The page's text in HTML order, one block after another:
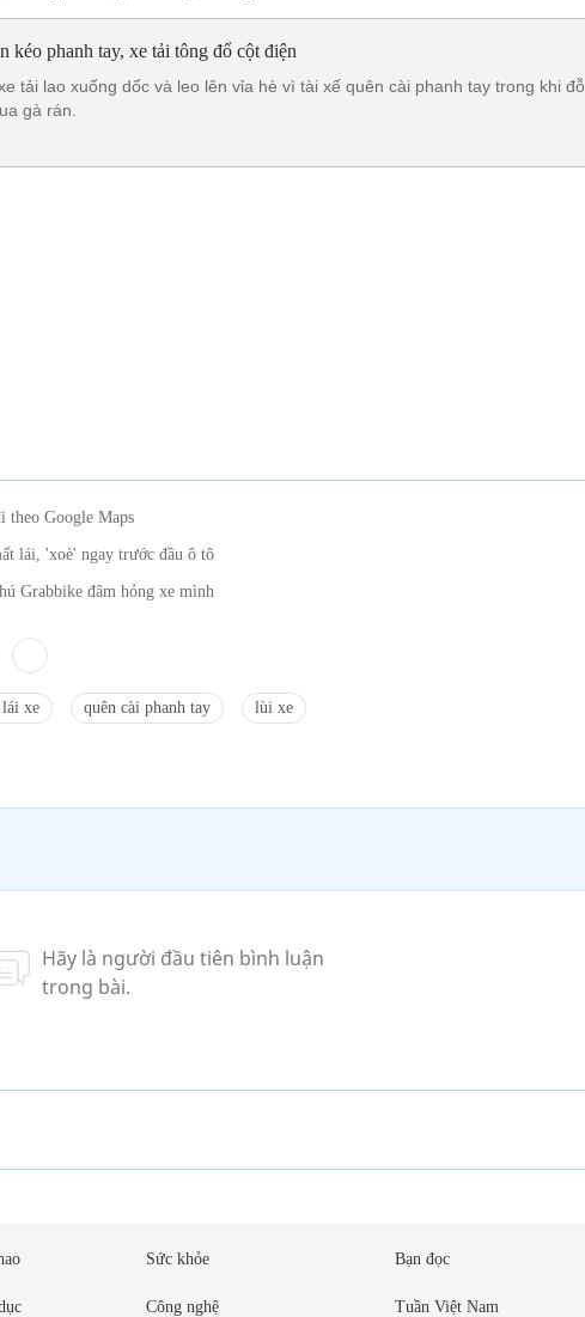
kéo phanh tay, xe tải tông đổ cột điện
tải lao xuống dốc và leo lên vỉa hè vì tài xế quên cài phanh tay trong khi đỗ
gà rán.
theo Google Maps
lái, 'xoè' ngay trước đầu ô tô
Grabbike đâm hỏng xe mình
xe quên cài phanh tay lùi xe
Sức khỏe
Công nghệ
Bạn đọc
Tuần Việt Nam